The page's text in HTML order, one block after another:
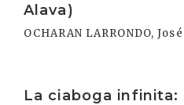
Alava)
OCHARAN LARRONDO,
La ciaboga infinita: